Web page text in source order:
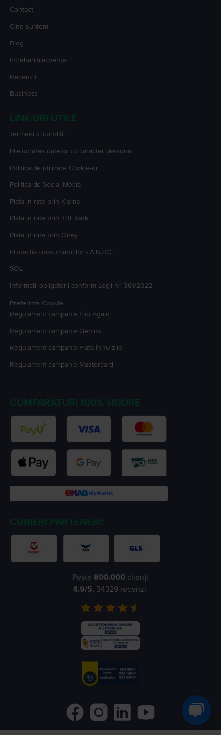
Contact
Cine suntem
Blog
Intrebari frecvente
Recenzii
Business
LINK-URI UTILE
Termeni si conditii
Prelucrarea datelor cu caracter personal
Politica de utilizare Cookie-uri
Politica de Social Media
Plata in rate prin Klarna
Plata in rate prin TBI Bank
Plata in rate prin Oney
Protectia consumatorilor - A.N.P.C.
SOL
Informatii obligatorii conform Legii nr. 361/2022
Preferinte Cookie
Regulament campanie Flip Again
Regulament campanie Genius
Regulament campanie Plata în 10 zile
Regulament campanie Mastercard
CUMPARATURI 100% SIGURE
CURIERI PARTENERI:
Peste 800.000 clienți
4.9/5, 34329 recenzii